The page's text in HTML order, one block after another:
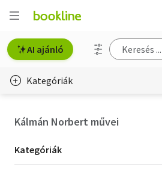
AI ajánló
Kategóriák
Kálmán Norbert művei
Kategória
szűrés
Kategóriák